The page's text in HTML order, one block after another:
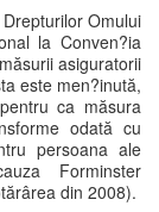
Omului
la Conven?ia
asiguratorii
este men?inută,
ca măsura
odată cu
persoana ale
Forminster
din 2008).